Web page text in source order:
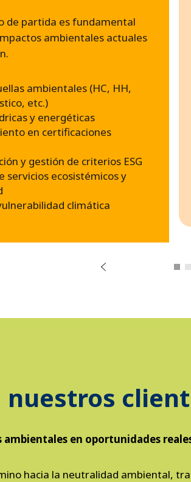
de partida es fundamental
ambientales actuales
ambientales (HC, HH,
etc.)
y energéticas
en certificaciones
y gestión de criterios ESG
servicios ecosistémicos y
climática
A
n
e
o
nuestros
en oportunidades
hacia la neutralidad ambiental,